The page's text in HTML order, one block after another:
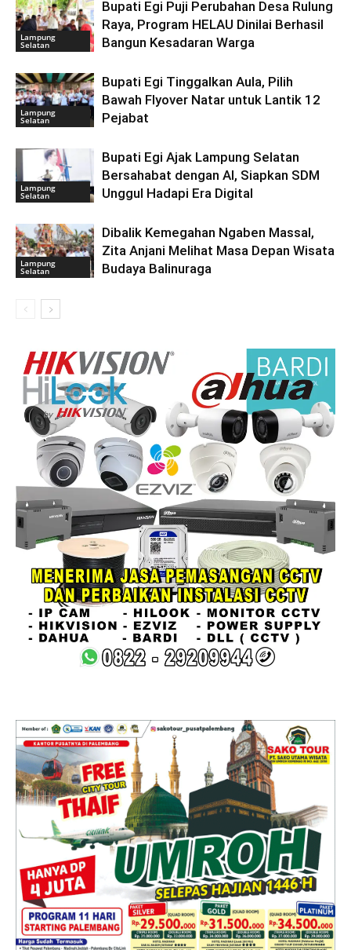
Lampung
Selatan
Bupati Egi Puji Perubahan Desa Rulung
Raya, Program HELAU Dinilai Berhasil
Bangun Kesadaran Warga
Lampung
Selatan
Bupati Egi Tinggalkan Aula, Pilih
Bawah Flyover Natar untuk Lantik 12
Pejabat
Lampung
Selatan
Bupati Egi Ajak Lampung Selatan
Bersahabat dengan AI, Siapkan SDM
Unggul Hadapi Era Digital
Lampung
Selatan
Dibalik Kemegahan Ngaben Massal,
Zita Anjani Melihat Masa Depan Wisata
Budaya Balinuraga